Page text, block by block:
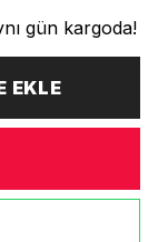
gün kargoda!
EKLE